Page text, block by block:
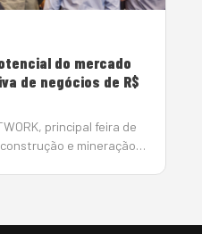
do mercado
de negócios de R$
principal feira de
e mineração